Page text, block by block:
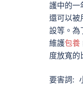
護中的一
還可以被
設等。為
維護包養
度放寬的
要害詞: